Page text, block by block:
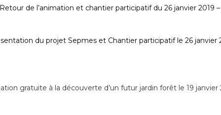
de l’animation et chantier participatif du 26 janvier 2019 –
du projet Sepmes et Chantier participatif le 26 janvier
gratuite à la découverte d’un futur jardin forêt le 19 janvier